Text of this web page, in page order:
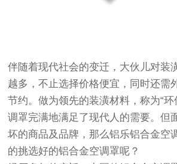
伴随着现代社会的变迁，大伙儿对装
越多，不止选择价格便宜，同时还需
节约。做为领先的装潢材料，称为“环
调罩完满地满足了现代人的需要。但
坏的商品及品牌，那么铝乐铝合金空
的挑选好的铝合金空调罩呢？